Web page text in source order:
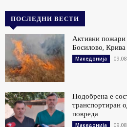
ПОСЛЕДНИ ВЕСТИ
Активни
Босилово,
Македонија
Подобрена е
транспортиран
повреда
Македонија